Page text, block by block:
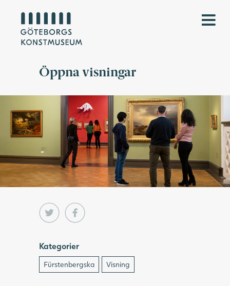
Öppna visningar
Kategorier
Fürstenbergska Visning